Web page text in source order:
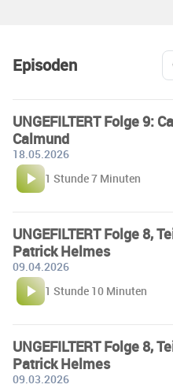
Episoden
UNGEFILTERT Folge 9:
Calmund
18.05.2026
1 Stunde 7 Minuten
UNGEFILTERT Folge 8,
Patrick Helmes
09.04.2026
1 Stunde 10 Minuten
UNGEFILTERT Folge 8,
Patrick Helmes
09.03.2026